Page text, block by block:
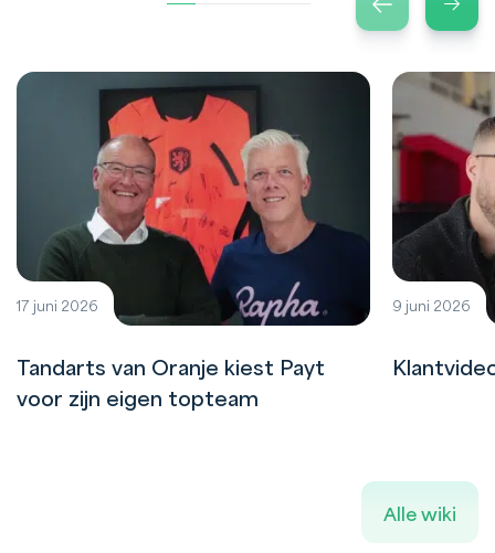
17 juni 2026
Tandarts van Oranje kiest Payt
voor zijn eigen topteam
9 juni 2026
Alle wiki